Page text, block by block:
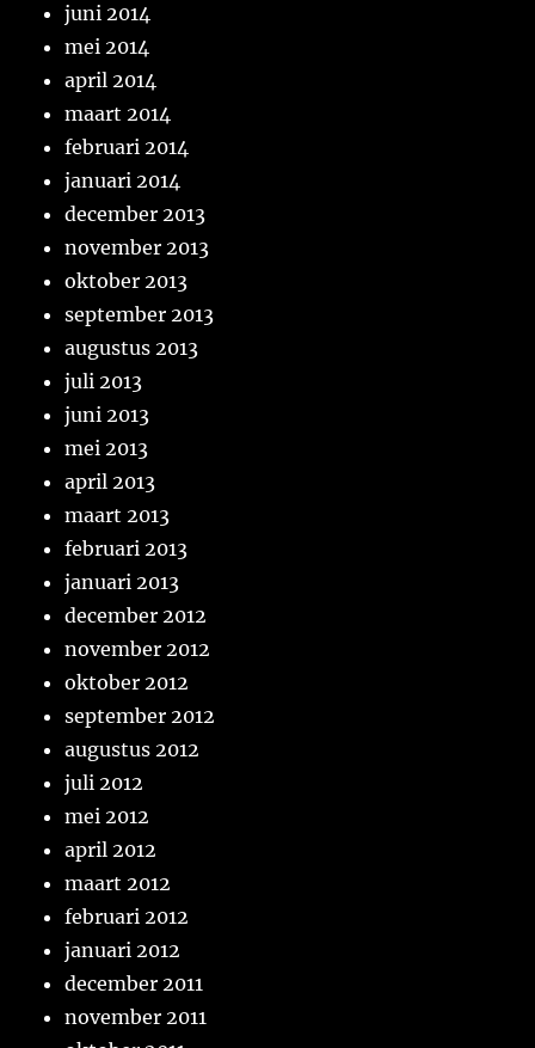
juni 2014
mei 2014
april 2014
maart 2014
februari 2014
januari 2014
december 2013
november 2013
oktober 2013
september 2013
augustus 2013
juli 2013
juni 2013
mei 2013
april 2013
maart 2013
februari 2013
januari 2013
december 2012
november 2012
oktober 2012
september 2012
augustus 2012
juli 2012
mei 2012
april 2012
maart 2012
februari 2012
januari 2012
december 2011
november 2011